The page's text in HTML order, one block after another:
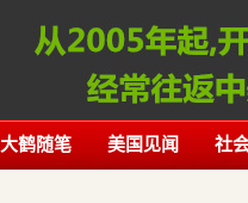
大鹤随笔 美国见闻 社